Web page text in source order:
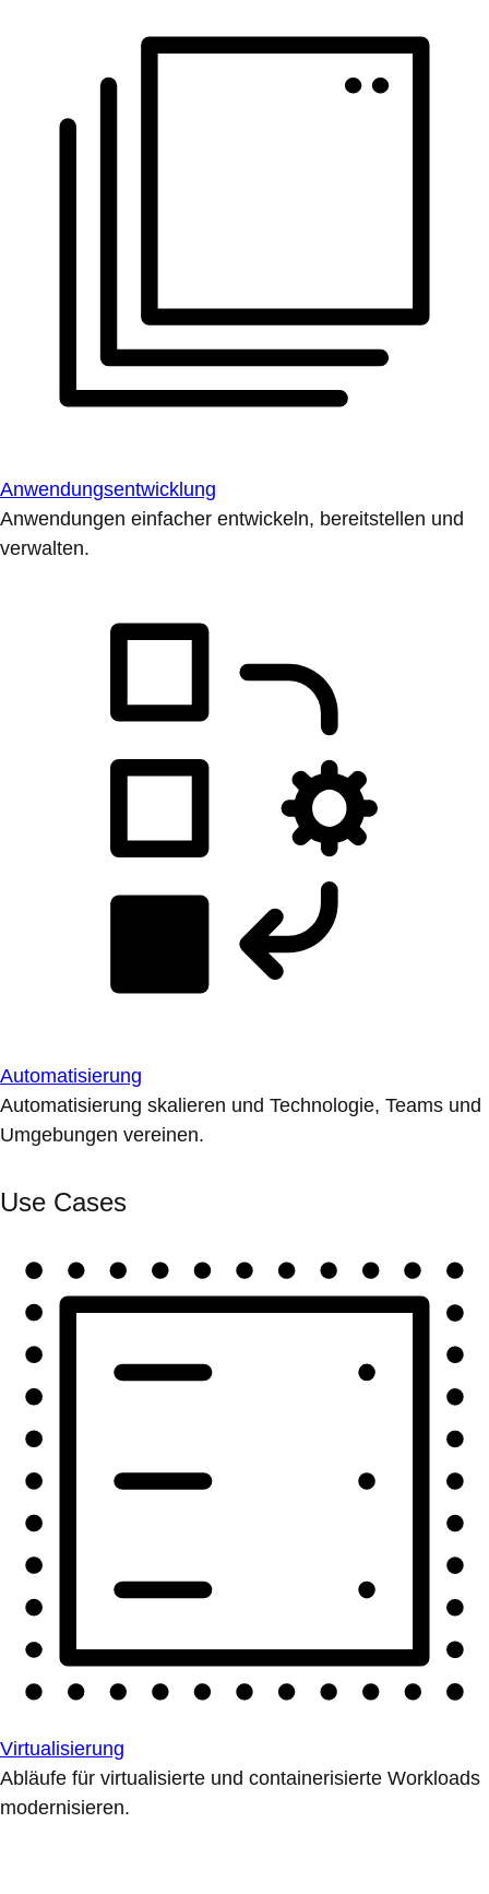
Anwendungsentwicklung
Anwendungen einfacher entwickeln, bereitstellen und
verwalten.
Automatisierung
Automatisierung skalieren und Technologie, Teams und
Umgebungen vereinen.
Use Cases
Virtualisierung
Abläufe für virtualisierte und containerisierte Workloads
modernisieren.